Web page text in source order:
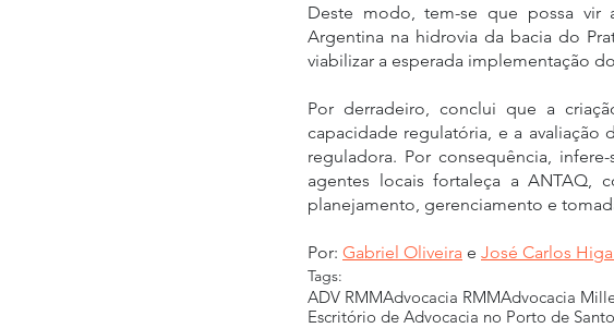
Deste modo, tem-se que possa vir
Argentina na hidrovia da bacia do
viabilizar a esperada implementação
Por derradeiro, conclui que a
capacidade regulatória, e a
reguladora. Por consequência,
agentes locais fortaleça a ANTAQ,
planejamento, gerenciamento e
Por: Gabriel Oliveira e José Carlos
Tags:
ADV RMMAdvocacia RMMAdvocacia
Escritório de Advocacia no Porto de